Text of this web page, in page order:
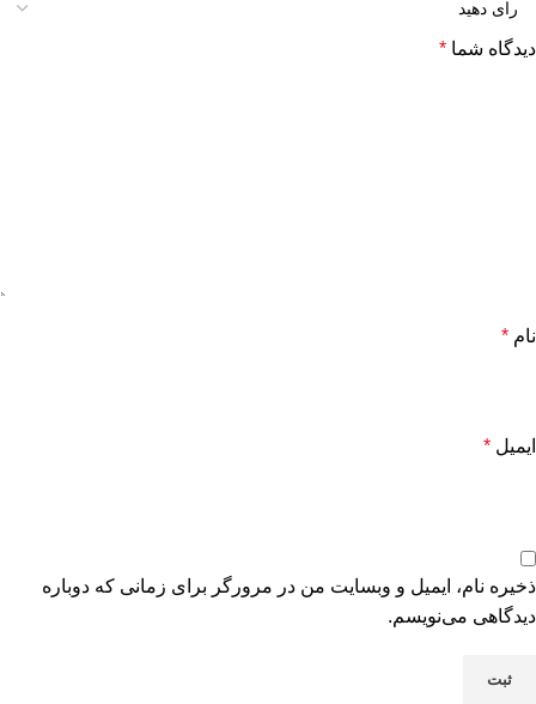
دیدگاه شما *
نام *
ایمیل *
ذخیره نام، ایمیل و وبسایت من در مرورگر برای زمانی که دوباره
دیدگاهی می‌نویسم.